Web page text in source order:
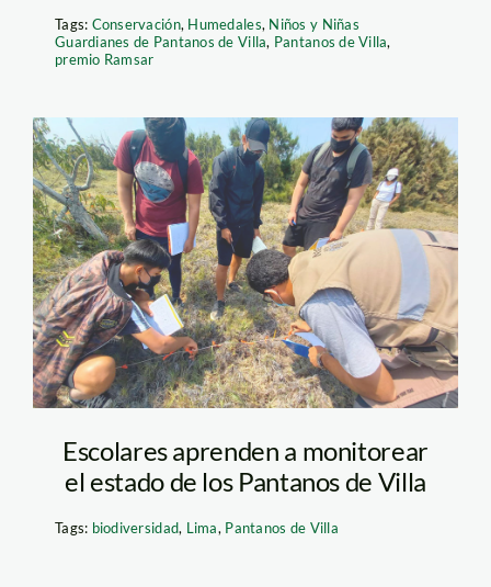
Tags: Conservación, Humedales, Niños y Niñas
Guardianes de Pantanos de Villa, Pantanos de Villa,
premio Ramsar
escolares-pantanos-
de-villa—muni-de-
lima
Escolares aprenden a monitorear
el estado de los Pantanos de Villa
Tags: biodiversidad, Lima, Pantanos de Villa